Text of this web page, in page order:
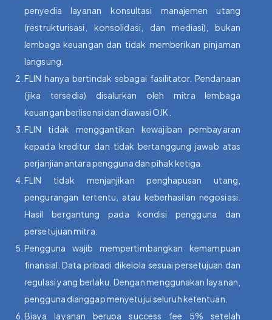
penyedia layanan konsultasi manajemen utang
(restrukturisasi, konsolidasi, dan mediasi), bukan
lembaga keuangan dan tidak memberikan pinjaman
langsung.
FLIN hanya bertindak sebagai fasilitator. Pendanaan
(jika tersedia) disalurkan oleh mitra lembaga
keuangan berlisensi dan diawasi OJK.
FLIN tidak menggantikan kewajiban pembayaran
kepada kreditur dan tidak bertanggung jawab atas
perjanjian antara pengguna dan pihak ketiga.
FLIN tidak menjanjikan penghapusan utang,
pengurangan tertentu, atau keberhasilan negosiasi.
Hasil bergantung pada kondisi pengguna dan
persetujuan mitra.
Pengguna wajib mempertimbangkan kemampuan
finansial. Data pribadi dikelola sesuai persetujuan dan
regulasi yang berlaku. Dengan menggunakan layanan,
pengguna dianggap menyetujui seluruh ketentuan.
Biaya layanan berupa success fee 5% setelah